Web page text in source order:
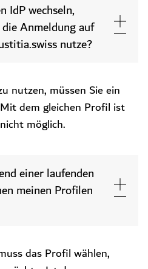
IdP wechseln,
Anmeldung auf
nutze?
nutzen, müssen Sie ein
dem gleichen Profil ist
möglich.
einer laufenden
meinen Profilen
das Profil wählen,